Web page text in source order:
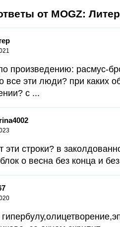
от MOGZ:
произведению: расмус-
все эти люди? при каких
с ​...
эти строки? в
о весна без конца и